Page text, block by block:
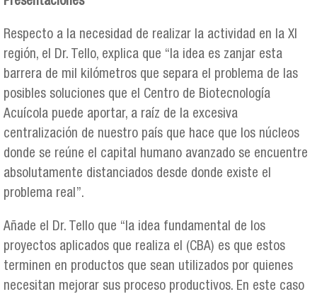
Respecto a la necesidad de realizar la actividad en la XI
región, el Dr. Tello, explica que “la idea es zanjar esta
barrera de mil kilómetros que separa el problema de las
posibles soluciones que el Centro de Biotecnología
Acuícola puede aportar, a raíz de la excesiva
centralización de nuestro país que hace que los núcleos
donde se reúne el capital humano avanzado se encuentre
absolutamente distanciados desde donde existe el
problema real”.
Añade el Dr. Tello que “la idea fundamental de los
proyectos aplicados que realiza el (CBA) es que estos
terminen en productos que sean utilizados por quienes
necesitan mejorar sus proceso productivos. En este caso